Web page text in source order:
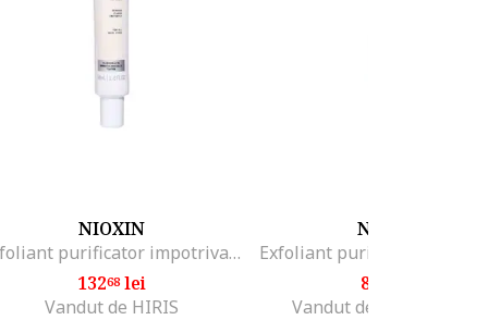
NIOXIN
Exfoliant purificator impotriva matretii Scalp Purifying pentru scalp iritat cu mancarimi, 50 ml
13268lei
Vandut de HIRIS
NIOXIN
88
Vandut de Fashion Days